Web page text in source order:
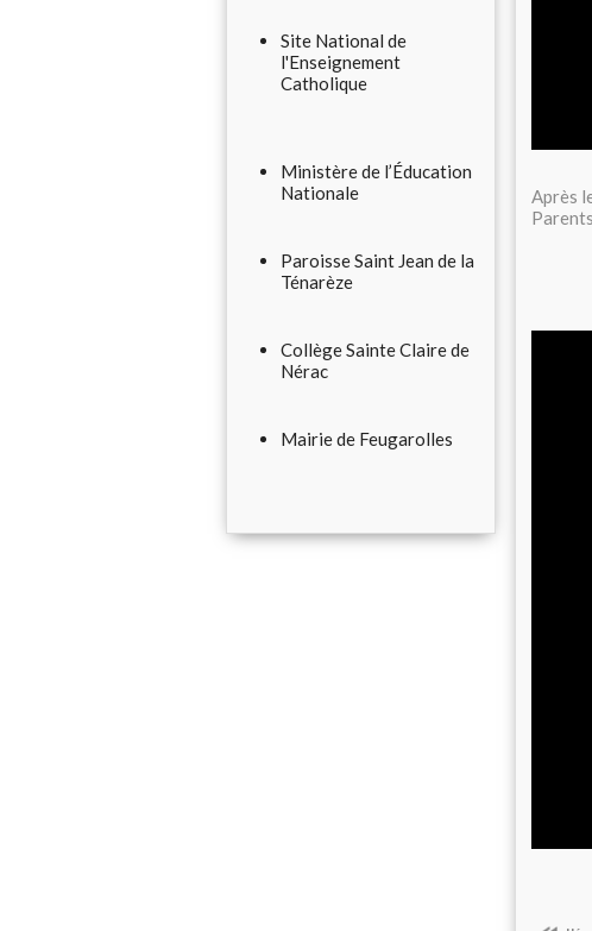
Site National de
l'Enseignement
Catholique
Ministère de l’Éducation
Nationale
Paroisse Saint Jean de la
Ténarèze
Collège Sainte Claire de
Nérac
Mairie de Feugarolles
Après